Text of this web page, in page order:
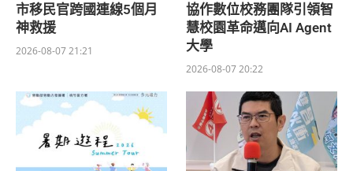
市移民官跨國連線5個月
神救援
2026-08-07 21:21
協作數位校務團隊引領智
慧校園革命邁向AI Agent
大學
2026-08-07 20:22